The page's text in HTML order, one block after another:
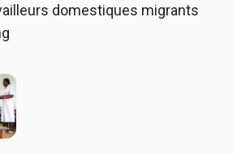
domestiques migrants